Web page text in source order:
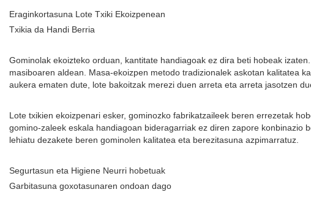
Eraginkortasuna Lote Txiki Ekoizpenean
Txikia da Handi Berria
Gominolak ekoizteko orduan, kantitate handiagoak ez dira beti hobeak
masiboaren aldean. Masa-ekoizpen metodo tradizionalek askotan kalitatea
aukera ematen dute, lote bakoitzak merezi duen arreta eta arreta jasotzen
Lote txikien ekoizpenari esker, gominozko fabrikatzaileek beren errezetak
gomino-zaleek eskala handiagoan bideragarriak ez diren zapore
lehiatu dezakete beren gominolen kalitatea eta berezitasuna azpimarratuz.
Segurtasun eta Higiene Neurri hobetuak
Garbitasuna goxotasunaren ondoan dago